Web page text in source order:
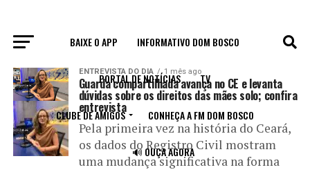
BAIXE O APP INFORMATIVO DOM BOSCO
PORTAL DE NOTÍCIAS TV
CLUBE DE AMIGOS CONHEÇA A FM DOM BOSCO
🔊 OUÇA AGORA
All posts tagged "guarda compartilhada"
ENTREVISTA DO DIA 1 mês ago
Guarda compartilhada avança no CE e levanta
dúvidas sobre os direitos das mães solo; confira
entrevista
Pela primeira vez na história do Ceará,
os dados do Registro Civil mostram
uma mudança significativa na forma